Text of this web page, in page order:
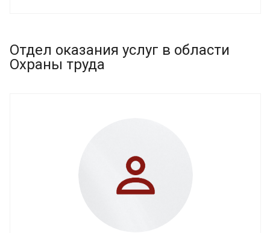
Отдел оказания услуг в области
Охраны труда